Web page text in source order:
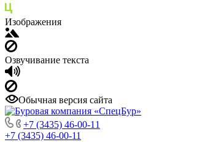
Изображения
Озвучивание текста
Обычная версия сайта
+7 (3435) 46-00-11
+7 (3435) 46-00-11